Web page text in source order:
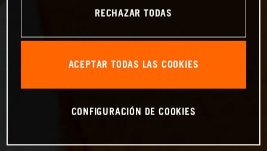
RECHAZAR TODAS
ACEPTAR TODAS LAS COOKIES
CONFIGURACIÓN DE COOKIES